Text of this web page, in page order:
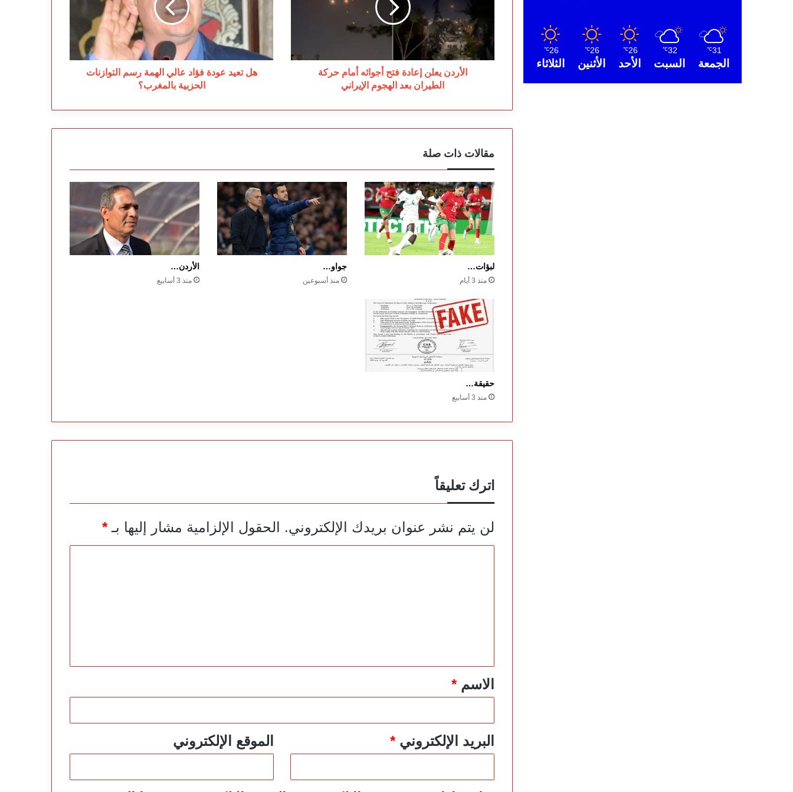
أجوائه
أمام
حركة
الطيران
بعد
الهجومالأردن يعلن إعادة فتح أجوائه أمام حركة
الطيران بعد الهجوم الإيراني
الهمة
رسم
التوازنات
الحزبية
بالمغرب؟
هل تعيد عودة فؤاد عالي الهمة رسم التوازنات
الحزبية بالمغرب؟
مقالات ذات صلة
لبؤات…
منذ 3 أيام
جواو…
منذ أسبوعين
الأردن…
منذ 3 أسابيع
حقيقة…
منذ 3 أسابيع
اترك تعليقاً
لن يتم نشر عنوان بريدك الإلكتروني. الحقول الإلزامية مشار إليها بـ*
*الاسم*
البريد الإلكتروني* الموقع الإلكتروني
31
℃
الجمعة
32
℃
السبت
26
℃
الأحد
26
℃
الأثنين
26
℃
الثلاثاء